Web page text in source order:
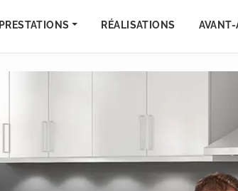
PRESTATIONS RÉALISATIONS AVANT-